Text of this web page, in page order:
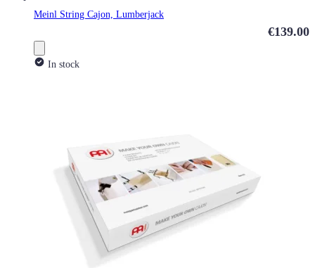
Meinl String Cajon, Lumberjack
€139.00
In stock